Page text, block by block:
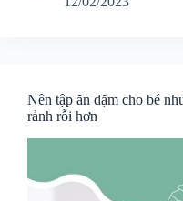
Nên tập ăn dặm cho bé
rảnh rỗi hơn